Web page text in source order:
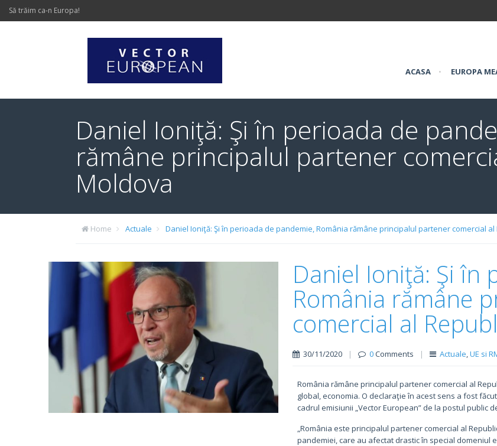
Să trăim ca-n Europa!
ACASA • EUROPA
Daniel Ioniţă: Şi în perioada de
rămâne principalul partener
Moldova
Home Actuale Daniel Ioniţă: Şi în perioada de pandemie, România rămâne principalul partener comercial al
Daniel Ioniţă: Şi în
România rămâne
comercial al
30/11/2020 | 0Comments | Actuale,UE si
România rămâne principalul partener comercial al
global, economia. O declaraţie în acest sens a fost
cadrul emisiunii „Vector European” de la postul public
„România este principalul partener comercial al
pandemiei, care au afectat drastic în special domeniul